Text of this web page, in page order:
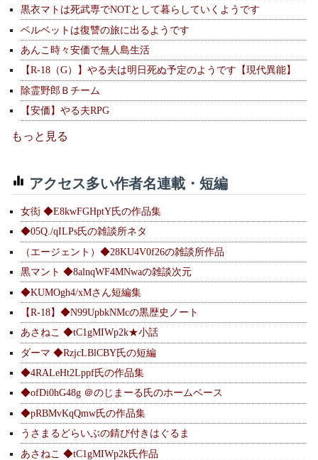
黒衣マトは死武専でNOTとして暮らしていくようです
ベルベットは復讐の旅に出るようです
あんこ時々安価で無人島生活
【R-18（G）】やる夫は明日死ぬ予定のようです【現代異能】
除霊野郎Ｂチーム
【安価】やる夫RPG
もっと見る
アクセス多い作者名連載・短編
女衒 ◆E8kwFGHptY氏の作品集
◆05Q./qILPs氏の雑談所ネタ
（エージェント）◆28KU4V0f26の雑談所作品
黒マント ◆8alnqWF4MNwaの雑談次元
◆KUMOgh4/xMさん短編集
【R-18】◆N99UpbkNMcの黒歴史ノート
あさねこ ◆tC1gMIWp2k★小話
ダーマ ◆RzjcLBlCBY氏の短編
◆4RALeHt2Lppf氏の作品集
◆ofDi0hG48g ＠のじまーる氏のホームベース
◆pRBMvKqQmw氏の作品集
うさまるどらいぶの錆び付きはぐるま
あさねこ ◆tC1gMIWp2k氏作品